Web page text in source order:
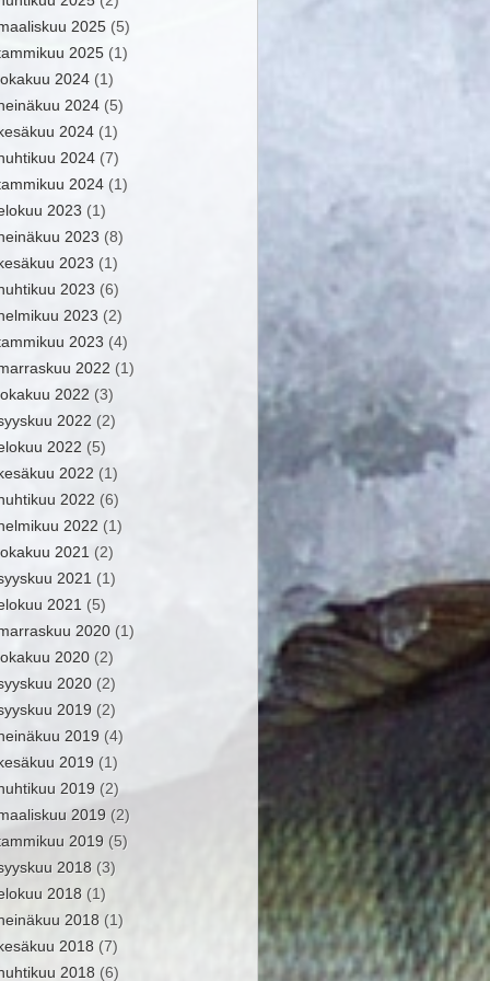
2025 (5)
2025 (1)
2024 (1)
2024 (5)
2024 (1)
2024 (7)
2024 (1)
2023 (1)
2023 (8)
2023 (1)
2023 (6)
2023 (2)
2023 (4)
2022 (1)
2022 (3)
2022 (2)
2022 (5)
2022 (1)
2022 (6)
2022 (1)
2021 (2)
2021 (1)
2021 (5)
2020 (1)
2020 (2)
2020 (2)
2019 (2)
2019 (4)
2019 (1)
2019 (2)
2019 (2)
2019 (5)
2018 (3)
2018 (1)
2018 (1)
2018 (7)
2018 (6)